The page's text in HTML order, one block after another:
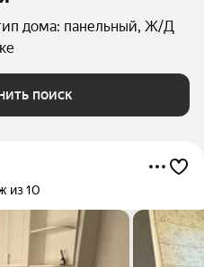
дома: панельный, Ж/Д
поиск
из 10